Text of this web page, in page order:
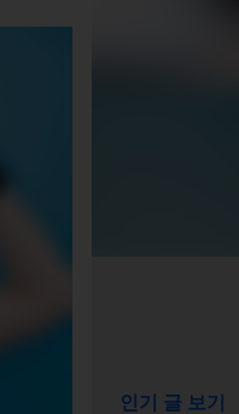
인기 글 보기